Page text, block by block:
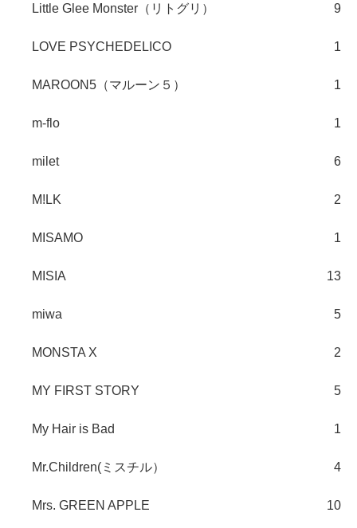
Little Glee Monster（リトグリ） 9
LOVE PSYCHEDELICO 1
MAROON5（マルーン５） 1
m-flo 1
milet 6
M!LK 2
MISAMO 1
MISIA 13
miwa 5
MONSTA X 2
MY FIRST STORY 5
My Hair is Bad 1
Mr.Children(ミスチル） 4
Mrs. GREEN APPLE 10